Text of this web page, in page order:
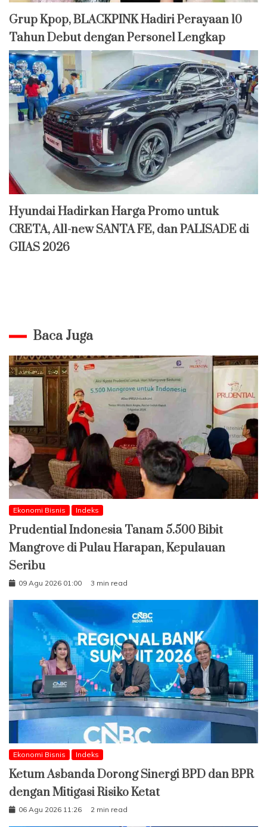
Grup Kpop, BLACKPINK Hadiri Perayaan 10
Tahun Debut dengan Personel Lengkap
Hyundai Hadirkan Harga Promo untuk
CRETA, All-new SANTA FE, dan PALISADE di
GIIAS 2026
Baca Juga
Ekonomi Bisnis Indeks
Prudential Indonesia Tanam 5.500 Bibit
Mangrove di Pulau Harapan, Kepulauan
Seribu
09 Agu 2026 01:00 3 min read
Ekonomi Bisnis Indeks
Ketum Asbanda Dorong Sinergi BPD dan BPR
dengan Mitigasi Risiko Ketat
06 Agu 2026 11:26 2 min read